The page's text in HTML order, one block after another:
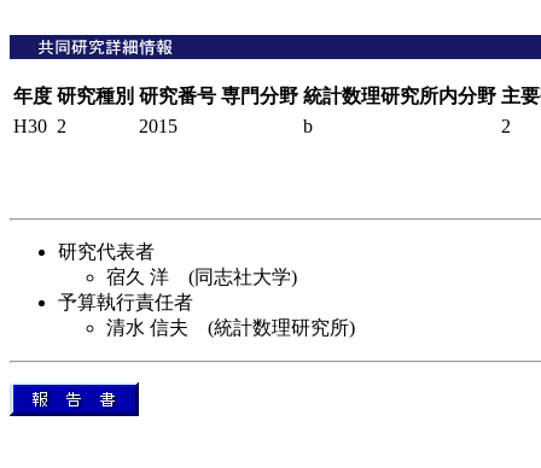
年度 研究種別 研究番号 専門分野 統計数理研究所内分野 主
H30 2 2015 b 2
研究代表者
宿久 洋 (同志社大学)
予算執行責任者
清水 信夫 (統計数理研究所)